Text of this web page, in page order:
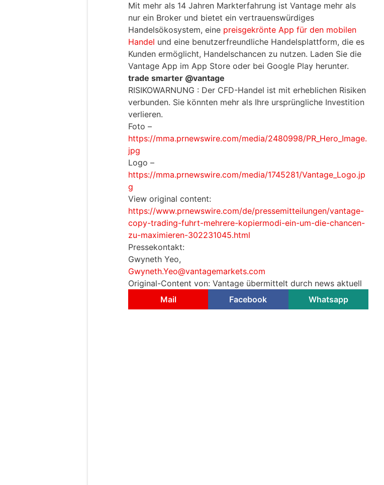
Mit mehr als 14 Jahren Markterfahrung ist Vantage mehr als
nur ein Broker und bietet ein vertrauenswürdiges
Handelsökosystem, eine preisgekrönte App für den mobilen
Handel und eine benutzerfreundliche Handelsplattform, die es
Kunden ermöglicht, Handelschancen zu nutzen. Laden Sie die
Vantage App im App Store oder bei Google Play herunter.
trade smarter @vantage
RISIKOWARNUNG : Der CFD-Handel ist mit erheblichen Risiken
verbunden. Sie könnten mehr als Ihre ursprüngliche Investition
verlieren.
Foto –
https://mma.prnewswire.com/media/2480998/PR_Hero_Image.
jpg
Logo –
https://mma.prnewswire.com/media/1745281/Vantage_Logo.jp
g
View original content:
https://www.prnewswire.com/de/pressemitteilungen/vantage-
copy-trading-fuhrt-mehrere-kopiermodi-ein-um-die-chancen-
zu-maximieren-302231045.html
Pressekontakt:
Gwyneth Yeo,
Gwyneth.Yeo@vantagemarkets.com
Original-Content von: Vantage übermittelt durch news aktuell
Mail
Facebook Whatsapp